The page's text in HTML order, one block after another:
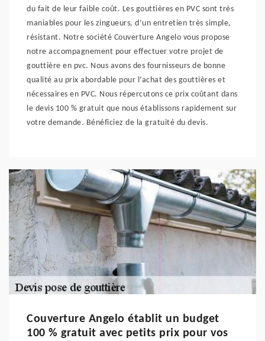
du fait de leur faible coût. Les gouttières en PVC sont très
maniables pour les zingueurs, d’un entretien très simple,
résistant. Notre société Couverture Angelo vous propose
notre accompagnement pour effectuer votre projet de
gouttière en pvc. Nous avons des fournisseurs de bonne
qualité au prix abordable pour l’achat des gouttières et
nécessaires en PVC. Nous répercutons ce prix coûtant dans
le devis 100 % gratuit que nous établissons rapidement sur
votre demande. Bénéficiez de la gratuité du devis.
Couverture Angelo établit un budget
100 % gratuit avec petits prix pour vos